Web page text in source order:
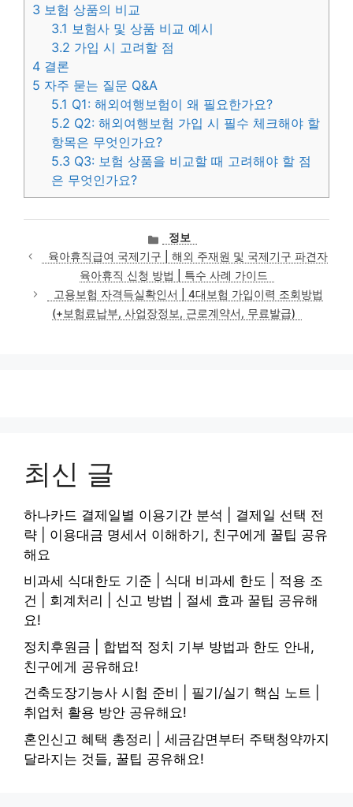
3 보험 상품의 비교
3.1 보험사 및 상품 비교 예시
3.2 가입 시 고려할 점
4 결론
5 자주 묻는 질문 Q&A
5.1 Q1: 해외여행보험이 왜 필요한가요?
5.2 Q2: 해외여행보험 가입 시 필수 체크해야 할
항목은 무엇인가요?
5.3 Q3: 보험 상품을 비교할 때 고려해야 할 점
은 무엇인가요?
카
테
고
리
정보
육아휴직급여 국제기구 | 해외 주재원 및 국제기구 파견자
육아휴직 신청 방법 | 특수 사례 가이드
고용보험 자격득실확인서 | 4대보험 가입이력 조회방법
(+보험료납부, 사업장정보, 근로계약서, 무료발급)
최신 글
하나카드 결제일별 이용기간 분석 | 결제일 선택 전
략 | 이용대금 명세서 이해하기, 친구에게 꿀팁 공유
해요
비과세 식대한도 기준 | 식대 비과세 한도 | 적용 조
건 | 회계처리 | 신고 방법 | 절세 효과 꿀팁 공유해
요!
정치후원금 | 합법적 정치 기부 방법과 한도 안내,
친구에게 공유해요!
건축도장기능사 시험 준비 | 필기/실기 핵심 노트 |
취업처 활용 방안 공유해요!
혼인신고 혜택 총정리 | 세금감면부터 주택청약까지
달라지는 것들, 꿀팁 공유해요!